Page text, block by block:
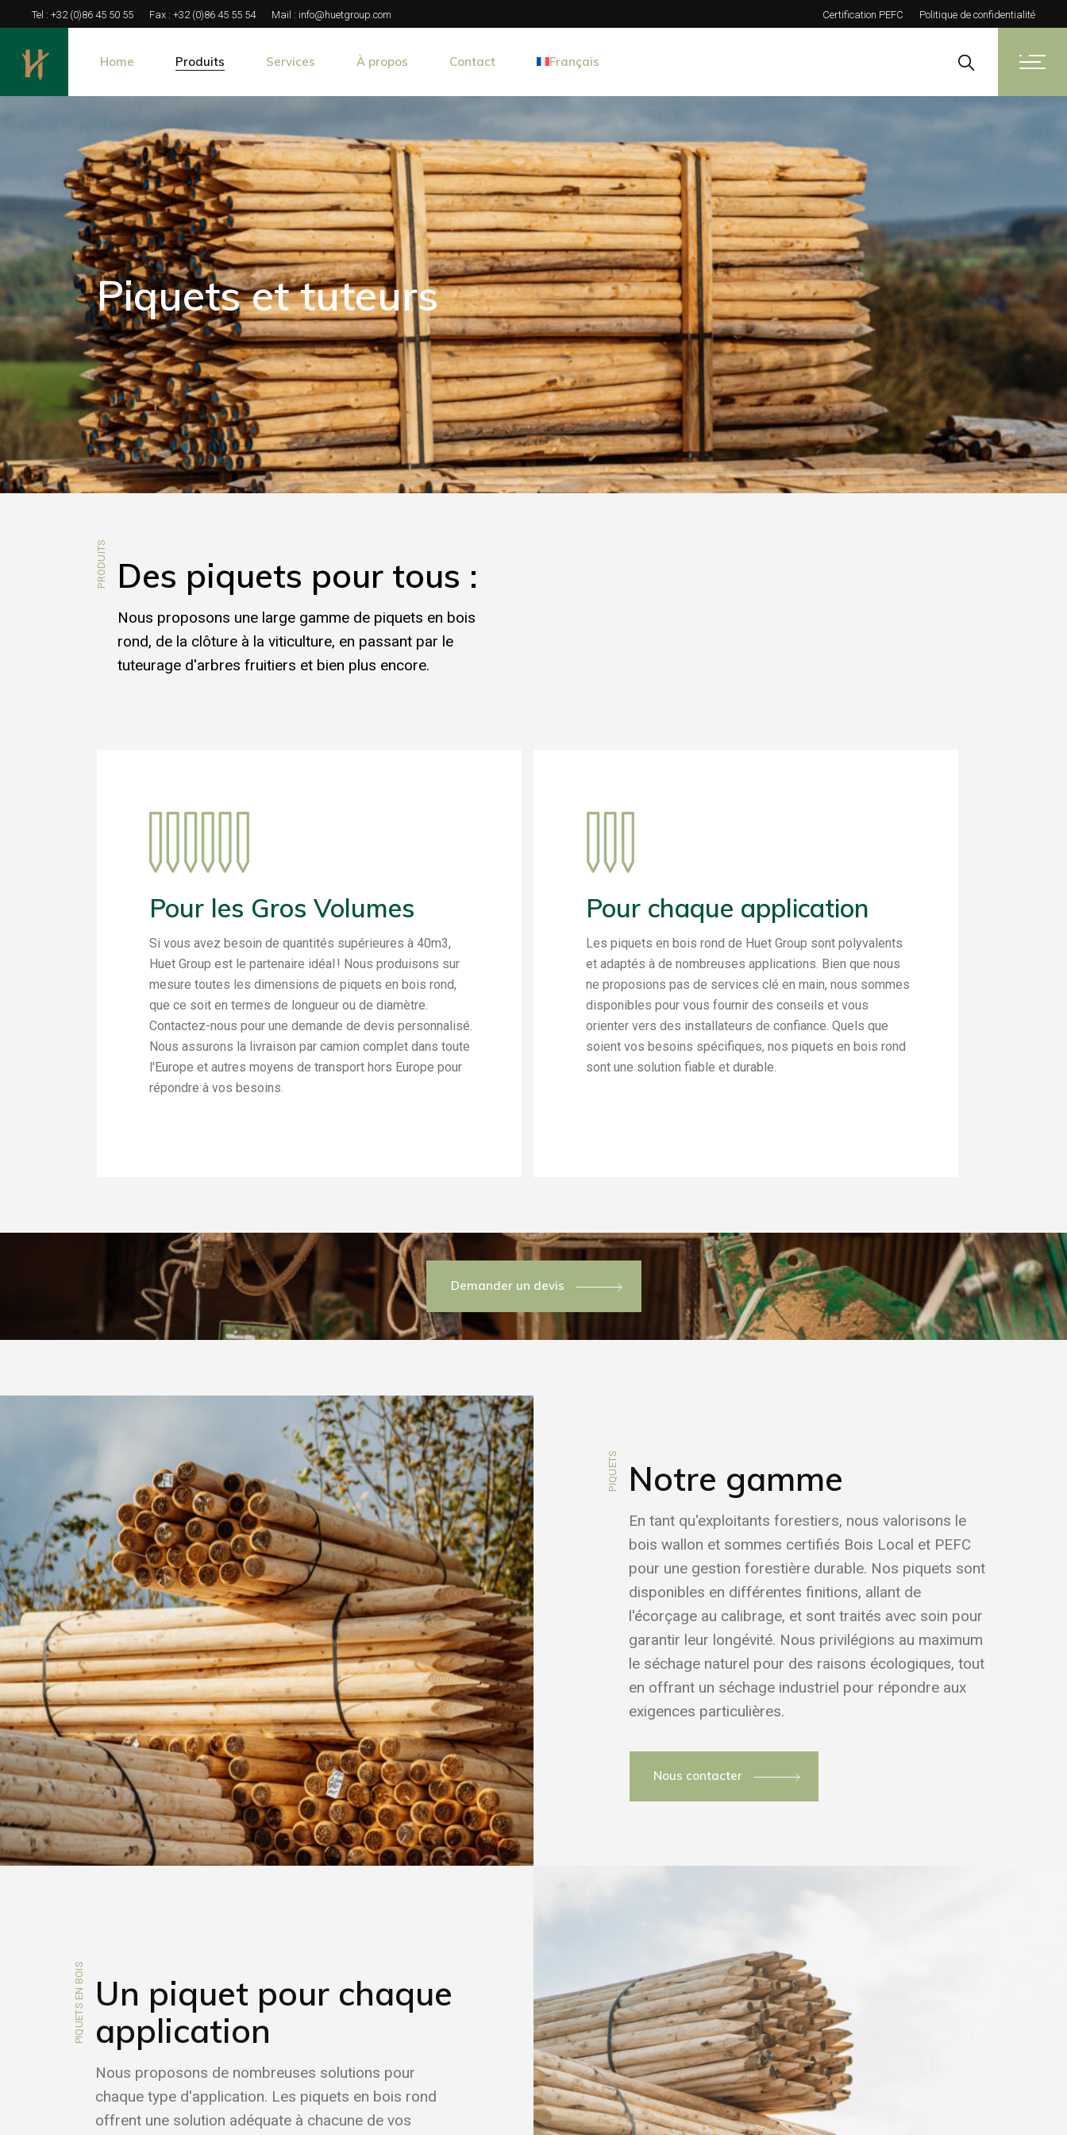
Tel : +32 (0)86 45 50 55 Fax : +32 (0)86 45 55 54 Mail : info@huetgroup.com Certification PEFC Politique de confidentialité
Home Produits
Piquets et tuteurs
Bois Calibrés
Bois de soutènement
Grumes et Billons
Clôtures Équestres
Services
Séchage naturel ou industriel
Solutions de traitement
À propos Contact Français
Nederlands
English
Deutsch
Piquets et tuteurs
PRODUITS Des piquets pour tous :
Nous proposons une large gamme de piquets en bois
rond, de la clôture à la viticulture, en passant par le
tuteurage d'arbres fruitiers et bien plus encore.
Pour les Gros Volumes
Si vous avez besoin de quantités supérieures à 40m3,
Huet Group est le partenaire idéal ! Nous produisons sur
mesure toutes les dimensions de piquets en bois rond,
que ce soit en termes de longueur ou de diamètre.
Contactez-nous pour une demande de devis personnalisé.
Nous assurons la livraison par camion complet dans toute
l'Europe et autres moyens de transport hors Europe pour
répondre à vos besoins.
Pour chaque application
Les piquets en bois rond de Huet Group sont polyvalents
et adaptés à de nombreuses applications. Bien que nous
ne proposions pas de services clé en main, nous sommes
disponibles pour vous fournir des conseils et vous
orienter vers des installateurs de confiance. Quels que
soient vos besoins spécifiques, nos piquets en bois rond
sont une solution fiable et durable.
Demander un devis
PIQUETS Notre gamme
En tant qu'exploitants forestiers, nous valorisons le
bois wallon et sommes certifiés Bois Local et PEFC
pour une gestion forestière durable. Nos piquets sont
disponibles en différentes finitions, allant de
l'écorçage au calibrage, et sont traités avec soin pour
garantir leur longévité. Nous privilégions au maximum
le séchage naturel pour des raisons écologiques, tout
en offrant un séchage industriel pour répondre aux
exigences particulières.
Nous contacter
PIQUETS EN BOIS Un piquet pour chaque
application
Nous proposons de nombreuses solutions pour
chaque type d'application. Les piquets en bois rond
offrent une solution adéquate à chacune de vos